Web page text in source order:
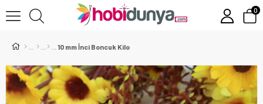
0
10 mm İnci Boncuk Kilo